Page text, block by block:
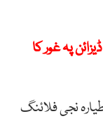
پہ غور کا
نجی فلائنگ